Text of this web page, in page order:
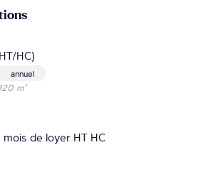
HC)
annuel
m²
mois de loyer HT HC